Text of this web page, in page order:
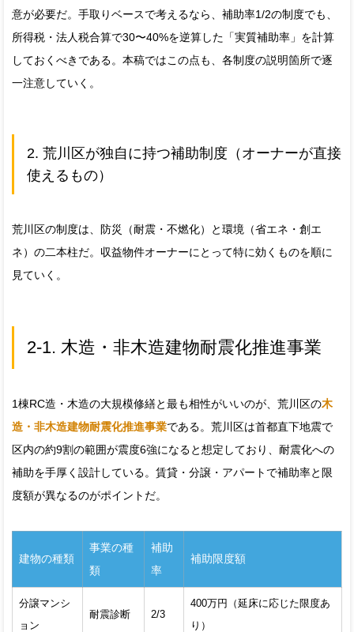
意が必要だ。手取りベースで考えるなら、補助率1/2の制度でも、
所得税・法人税合算で30〜40%を逆算した「実質補助率」を計算
しておくべきである。本稿ではこの点も、各制度の説明箇所で逐
一注意していく。
2. 荒川区が独自に持つ補助制度（オーナーが直接
使えるもの）
荒川区の制度は、防災（耐震・不燃化）と環境（省エネ・創エ
ネ）の二本柱だ。収益物件オーナーにとって特に効くものを順に
見ていく。
2-1. 木造・非木造建物耐震化推進事業
1棟RC造・木造の大規模修繕と最も相性がいいのが、荒川区の木
造・非木造建物耐震化推進事業である。荒川区は首都直下地震で
区内の約9割の範囲が震度6強になると想定しており、耐震化への
補助を手厚く設計している。賃貸・分譲・アパートで補助率と限
度額が異なるのがポイントだ。
建物の種類
事業の種
類
補助
率
補助限度額
分譲マンシ
ョン
耐震診断 2/3
400万円（延床に応じた限度あ
り）